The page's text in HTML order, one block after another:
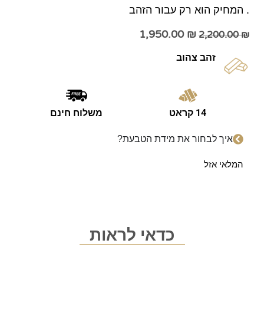
. המחיק הוא רק עבור הזהב
2,200.00₪
1,950.00 ₪
זהב צהוב
14 קראט משלוח חינם
איך לבחור את מידת הטבעת?
המלאי אזל
כדאי לראות